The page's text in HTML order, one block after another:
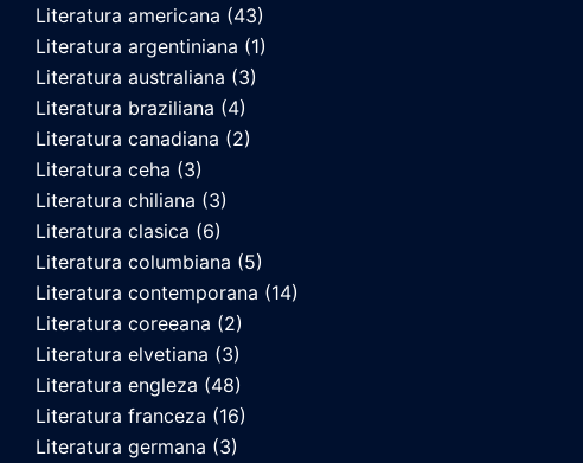
Literatura americana (43)
Literatura argentiniana (1)
Literatura australiana (3)
Literatura braziliana (4)
Literatura canadiana (2)
Literatura ceha (3)
Literatura chiliana (3)
Literatura clasica (6)
Literatura columbiana (5)
Literatura contemporana (14)
Literatura coreeana (2)
Literatura elvetiana (3)
Literatura engleza (48)
Literatura franceza (16)
Literatura germana (3)